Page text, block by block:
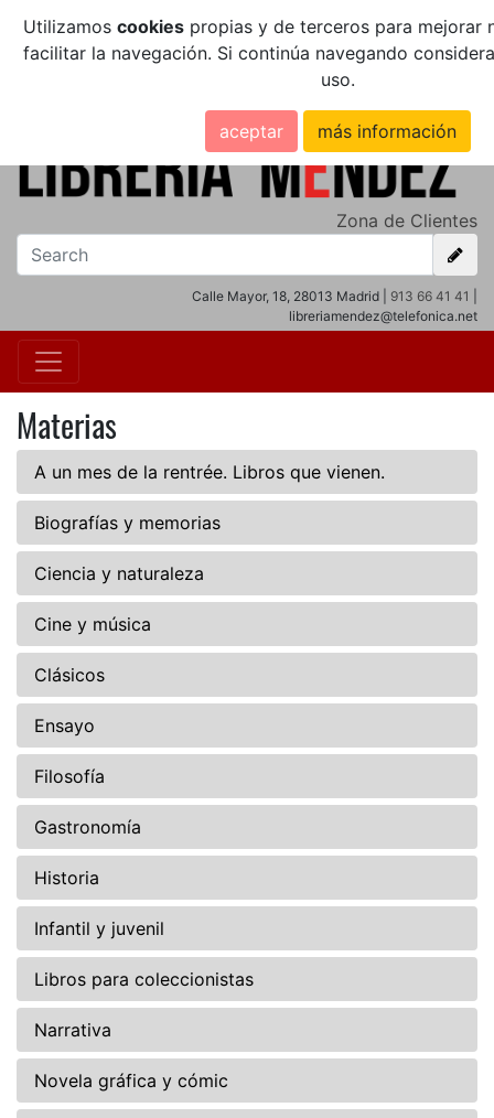
Utilizamos cookiespropias y de terceros para mejorar
facilitar la navegación. Si continúa navegando
uso.
aceptar más información
Zona de Clientes
Calle Mayor, 18, 28013 Madrid | 913 66 41 41
libreriamendez@telefonica.net
Materias
A un mes de la rentrée. Libros que vienen.
Biografías y memorias
Ciencia y naturaleza
Cine y música
Clásicos
Ensayo
Filosofía
Gastronomía
Historia
Infantil y juvenil
Libros para coleccionistas
Narrativa
Novela gráfica y cómic